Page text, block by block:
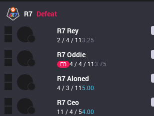
R7 Defeat
R7 Rey
2 / 4 / 11 3.25
R7Oddie
FB 4 / 4 / 11 3.75
R7Aloned
4 / 3 / 11 5.00
R7Ceo
11 / 4 / 54.00